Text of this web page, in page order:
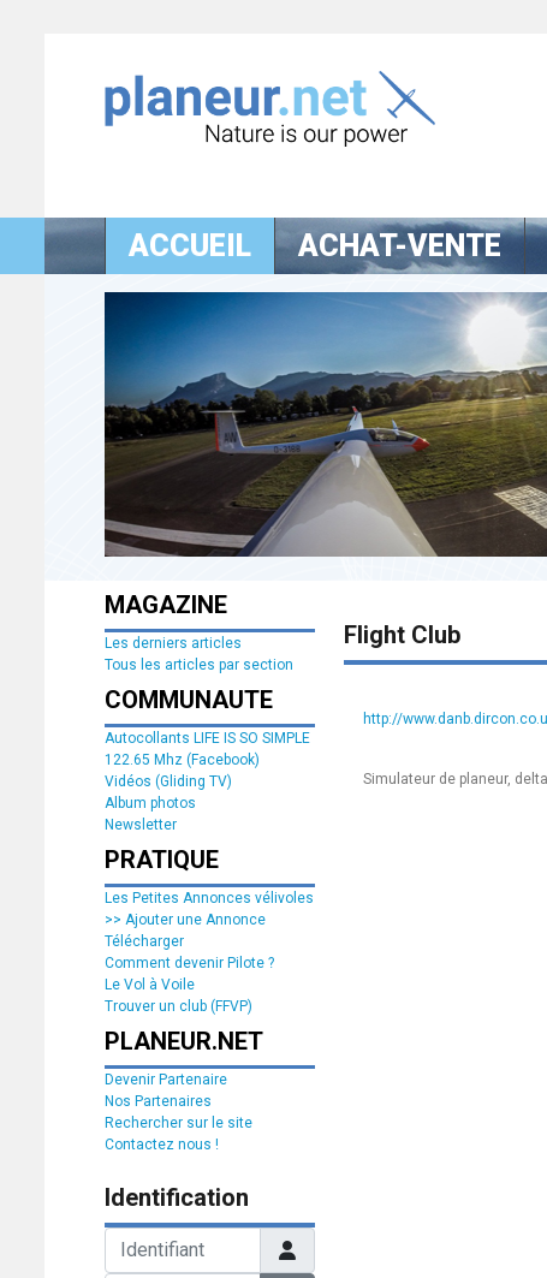
ACCUEIL ACHAT-VENTE
MAGAZINE
Les derniers articles
Tous les articles par section
COMMUNAUTE
Autocollants LIFE IS SO SIMPLE
122.65 Mhz (Facebook)
Vidéos (Gliding TV)
Album photos
Newsletter
PRATIQUE
Les Petites Annonces vélivoles
>> Ajouter une Annonce
Télécharger
Comment devenir Pilote ?
Le Vol à Voile
Trouver un club (FFVP)
PLANEUR.NET
Devenir Partenaire
Nos Partenaires
Rechercher sur le site
Contactez nous !
Identification
Flight Club
http://
Simulateur de planeur,